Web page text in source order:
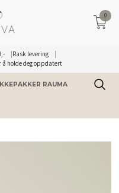
Rask levering
å holde deg oppdatert
0
RAUMA